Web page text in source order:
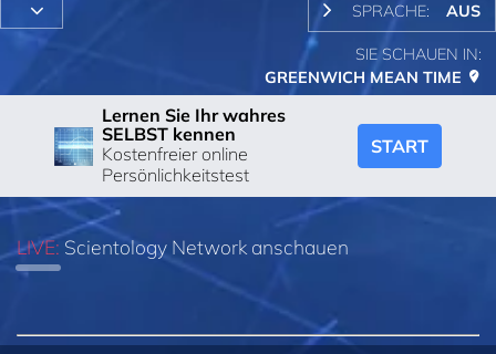
SPRACHE: AUS
SIE SCHAUEN IN:
GREENWICH MEAN TIME
Lernen Sie Ihr wahres
SELBST kennen
Kostenfreier online
Persönlichkeitstest
START
LIVE: Scientology Network anschauen